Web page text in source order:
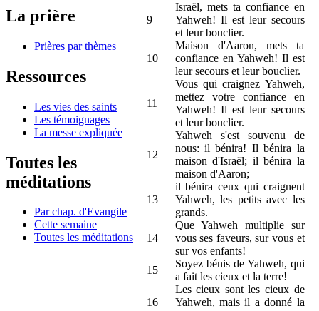
La prière
Prières par thèmes
Ressources
Les vies des saints
Les témoignages
La messe expliquée
Toutes les
méditations
Par chap. d'Evangile
Cette semaine
Toutes les méditations
9
Israël, mets ta confiance en
Yahweh! Il est leur secours
et leur bouclier.
10
Maison d'Aaron, mets ta
confiance en Yahweh! Il est
leur secours et leur bouclier.
11
Vous qui craignez Yahweh,
mettez votre confiance en
Yahweh! Il est leur secours
et leur bouclier.
12
Yahweh s'est souvenu de
nous: il bénira! Il bénira la
maison d'Israël; il bénira la
maison d'Aaron;
13
il bénira ceux qui craignent
Yahweh, les petits avec les
grands.
14
Que Yahweh multiplie sur
vous ses faveurs, sur vous et
sur vos enfants!
15
Soyez bénis de Yahweh, qui
a fait les cieux et la terre!
16
Les cieux sont les cieux de
Yahweh, mais il a donné la